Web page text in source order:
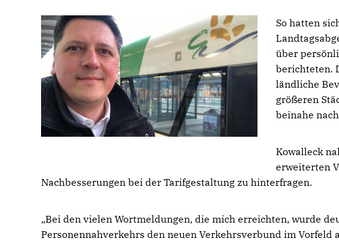
So hatten
über
berichteten.
ländliche
größeren
beinahe
Kowalleck
erweiterten
Nachbesserungen bei der Tarifgestaltung zu hinterfragen.
Bei den vielen Wortmeldungen, die mich erreichten, wurde
Personennahverkehrs den neuen Verkehrsverbund im